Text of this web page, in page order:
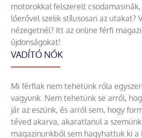
motorokkal felszerelt
lóerővel szelik stílusosan az utakat?
nézegetnél? Itt az online férfi
újdonságokat!
VADÍTÓ NŐK
Mi férfiak nem tehetünk róla
vagyunk. Nem tehetünk se arról,
jár az eszünk, és arról sem, hogy
téved akarva, akaratlanul a
magazinunkból sem hagyhattuk ki